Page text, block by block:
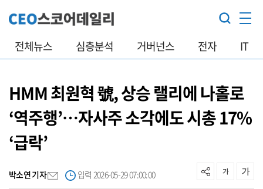
전체뉴스 심층분석 거버넌스 전자 IT
HMM 최원혁 號, 상승 랠리에 나홀로
‘역주행’…자사주 소각에도 시총 17%
‘급락’
박소연 기자 입력 2026-05-29 07:00:00